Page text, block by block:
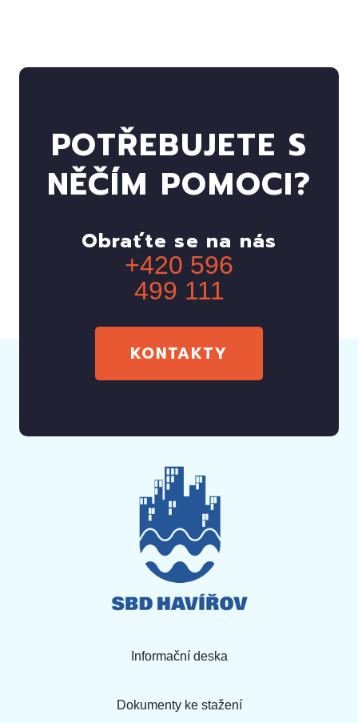
POTŘEBUJETE S
NĚČÍM POMOCI?
Obraťte se na nás
+420 596
499 111
KONTAKTY
Informační deska
Dokumenty ke stažení